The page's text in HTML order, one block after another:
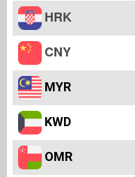
HRK
CNY
MYR
KWD
OMR